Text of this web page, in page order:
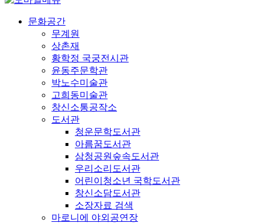
문화공간
무계원
상촌재
황학정 국궁전시관
윤동주문학관
박노수미술관
고희동미술관
창신소통공작소
도서관
청운문학도서관
아름꿈도서관
삼청공원숲속도서관
우리소리도서관
어린이청소년 국학도서관
창신소담도서관
소장자료 검색
마로니에 야외공연장